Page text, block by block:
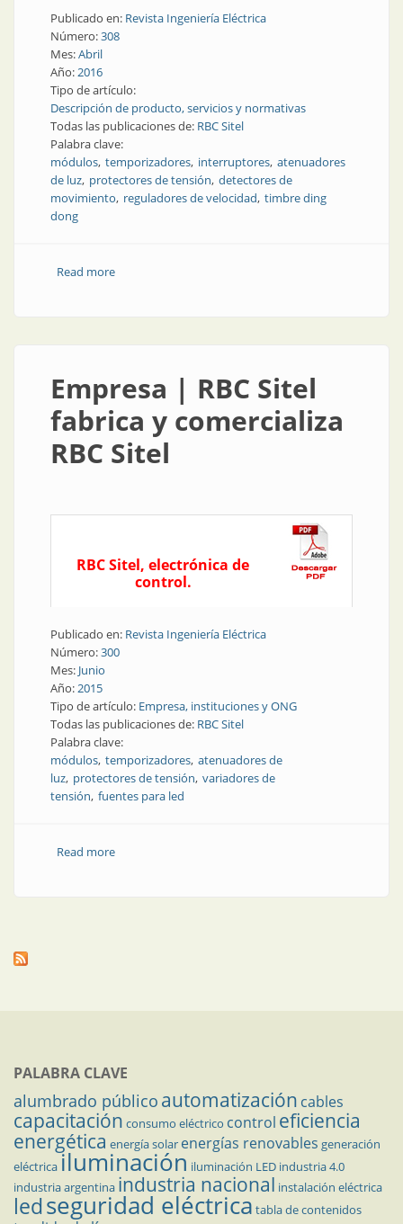
Publicado en: Revista Ingeniería Eléctrica
Número:308
Mes:Abril
Año:2016
Tipo de artículo:
Descripción de producto, servicios y normativas
Todas las publicaciones de: RBC Sitel
Palabra clave:
módulos temporizadores interruptores atenuadores
de luz protectores de tensión detectores de
movimiento reguladores de velocidad timbre ding
dong
Read moreabout Producto | Módulos para la automatización,
Empresa | RBC Sitel
fabrica y comercializa
RBC Sitel
RBC Sitel, electrónica de
control.
Publicado en: Revista Ingeniería Eléctrica
Número:300
Mes: Junio
Año:2015
Tipo de artículo: Empresa, instituciones y ONG
Todas las publicaciones de: RBC Sitel
Palabra clave:
módulos temporizadores atenuadores de
luz protectores de tensión variadores de
tensión fuentes para led
Read moreabout Empresa | RBC Sitel fabrica y comercializa RBC
PALABRA CLAVE
alumbrado público automatización cables
capacitación consumo eléctrico control eficiencia
energética energía solar energías renovables generación
eléctricailuminación iluminación LED industria 4.0
industria argentina industria nacional instalación eléctrica
ledseguridad eléctrica tabla de contenidos